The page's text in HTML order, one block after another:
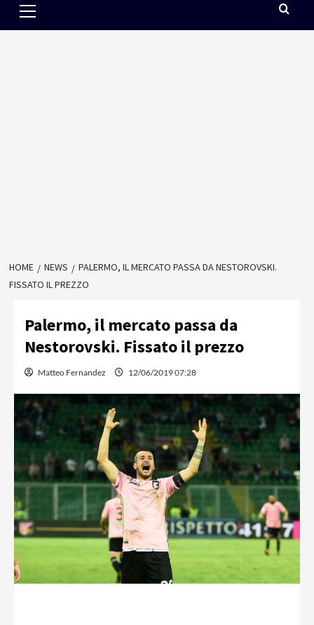
Menu
HOME NEWS
PALERMO, IL MERCATO PASSA DA NESTOROVSKI.
FISSATO IL PREZZO
Palermo, il mercato passa da
Nestorovski. Fissato il prezzo
Matteo Fernandez 12/06/2019 07:28